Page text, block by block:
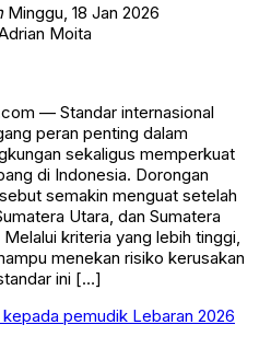
Minggu, 18 Jan 2026
Moita
— Standar internasional
peran penting dalam
sekaligus memperkuat
di Indonesia. Dorongan
semakin menguat setelah
Utara, dan Sumatera
kriteria yang lebih tinggi,
menekan risiko kerusakan
ini […]